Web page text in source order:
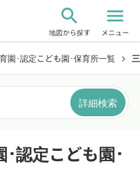
search
地図から探す
menu
メニュー
園･認定こども園･保育所一覧 chevron_right
詳細検索
認定こども園･